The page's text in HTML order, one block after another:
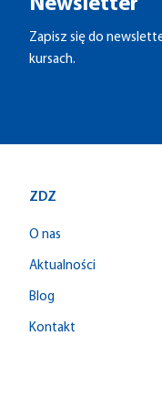
Newsletter
Zapisz się do
kursach.
ZDZ
O nas
Aktualności
Blog
Kontakt